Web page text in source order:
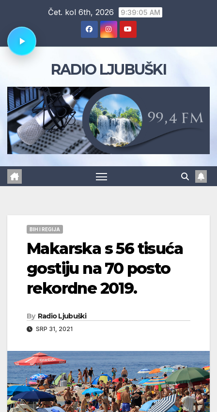
content
Čet. kol 6th, 2026 9:39:05 AM
RADIO LJUBUŠKI
BIH I REGIJA
Makarska s 56 tisuća
gostiju na 70 posto
rekordne 2019.
By Radio Ljubuški
SRP 31, 2021